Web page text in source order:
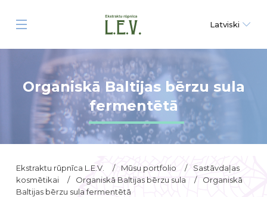
Latviski
Organiskā Baltijas bērzu sula
fermentētā
Ekstraktu rūpnīca L.E.V. / Mūsu portfolio /
Sastāvdaļas
kosmētikai
/ Organiskā Baltijas bērzu sula /
Organiskā
Baltijas bērzu sula fermentētā